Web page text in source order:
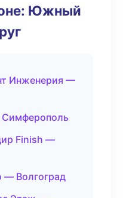
Южный
Инженерия —
Finish —
— Волгоград